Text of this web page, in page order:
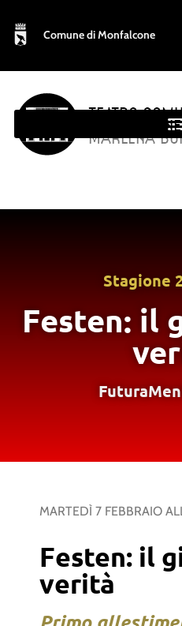
Comune di Monfalcone
TEATRO
MONFALCONE
MARLENA
Stagione
Festen: il
MARTEDÌ 7 FEBBRAIO
Festen: il
verità